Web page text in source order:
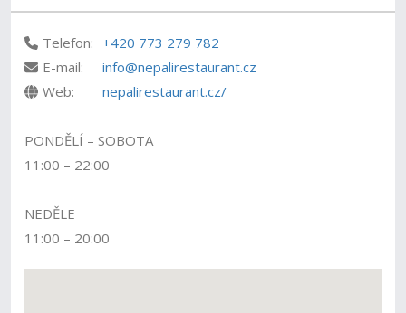
Telefon: +420 773 279 782
E-mail:
info@nepalirestaurant.cz
Web:
nepalirestaurant.cz/
PONDĚLÍ – SOBOTA
11:00 – 22:00
NEDĚLE
11:00 – 20:00